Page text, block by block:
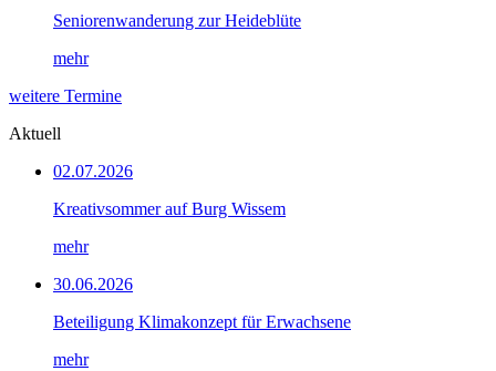
Seniorenwanderung zur Heideblüte
mehr
weitere Termine
Aktuell
02.07.2026
Kreativsommer auf Burg Wissem
mehr
30.06.2026
Beteiligung Klimakonzept für Erwachsene
mehr